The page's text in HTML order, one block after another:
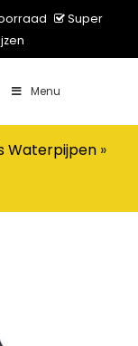
Super
Menu
Waterpijpen »